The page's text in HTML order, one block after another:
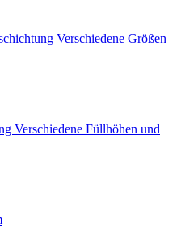
Verschiedene Größen
Verschiedene Füllhöhen und